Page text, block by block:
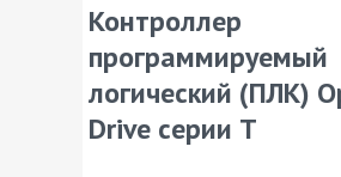
Контроллер
программируемый
логический (ПЛК)
Drive серии T